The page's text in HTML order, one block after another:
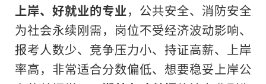
上岸、好就业的专业，公共安全、消防安全
为社会永续刚需，岗位不受经济波动影响、
报考人数少、竞争压力小、持证高薪、上岸
率高，非常适合分数偏低、想要稳妥上岸公